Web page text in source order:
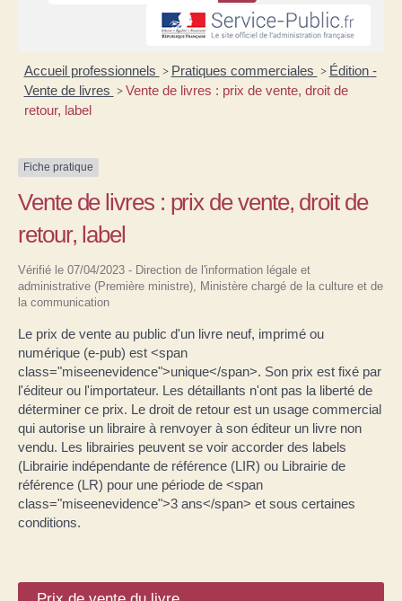
Accueil professionnels > Pratiques commerciales > Édition -
Vente de livres > Vente de livres : prix de vente, droit de
retour, label
Fiche pratique
Vente de livres : prix de vente, droit de
retour, label
Vérifié le 07/04/2023 - Direction de l'information légale et
administrative (Première ministre), Ministère chargé de la culture et de
la communication
Le prix de vente au public d'un livre neuf, imprimé ou
numérique (e-pub) est <span
class="miseenevidence">unique</span>. Son prix est fixé par
l'éditeur ou l'importateur. Les détaillants n'ont pas la liberté de
déterminer ce prix. Le droit de retour est un usage commercial
qui autorise un libraire à renvoyer à son éditeur un livre non
vendu. Les librairies peuvent se voir accorder des labels
(Librairie indépendante de référence (LIR) ou Librairie de
référence (LR) pour une période de <span
class="miseenevidence">3 ans</span> et sous certaines
conditions.